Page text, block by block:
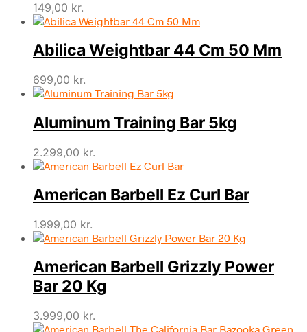
149,00 kr.
Abilica Weightbar 44 Cm 50 Mm
699,00 kr.
Aluminum Training Bar 5kg
2.299,00 kr.
American Barbell Ez Curl Bar
1.999,00 kr.
American Barbell Grizzly Power
Bar 20 Kg
3.999,00 kr.